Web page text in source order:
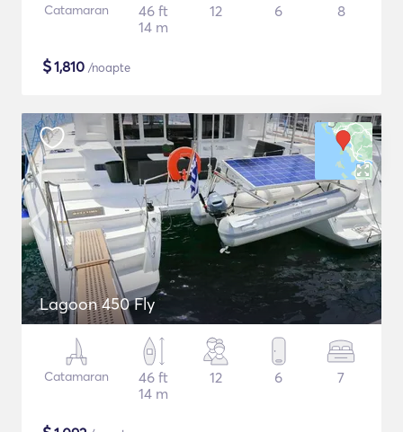
Catamaran
46 ft
14 m
12 6 8
$1,810 /noapte
Lagoon 450 Fly
Catamaran
46 ft
14 m
12 6 7